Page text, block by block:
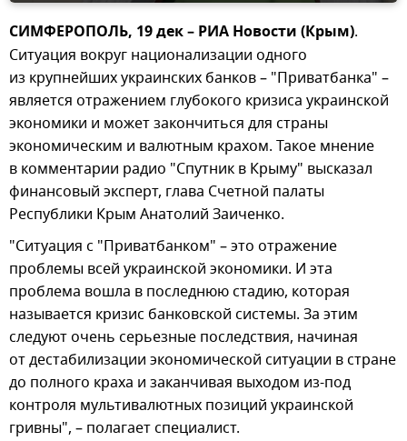
СИМФЕРОПОЛЬ, 19 дек – РИА Новости (Крым).
Ситуация вокруг национализации одного
из крупнейших украинских банков – "Приватбанка" –
является отражением глубокого кризиса украинской
экономики и может закончиться для страны
экономическим и валютным крахом. Такое мнение
в комментарии радио "Спутник в Крыму" высказал
финансовый эксперт, глава Счетной палаты
Республики Крым Анатолий Заиченко.
"Ситуация с "Приватбанком" – это отражение
проблемы всей украинской экономики. И эта
проблема вошла в последнюю стадию, которая
называется кризис банковской системы. За этим
следуют очень серьезные последствия, начиная
от дестабилизации экономической ситуации в стране
до полного краха и заканчивая выходом из-под
контроля мультивалютных позиций украинской
гривны", – полагает специалист.